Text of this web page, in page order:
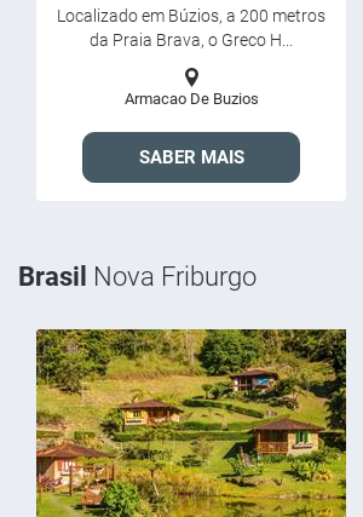
Localizado em Búzios, a 200 metros
da Praia Brava, o Greco H...
Armacao De Buzios
SABER MAIS
Brasil Nova Friburgo